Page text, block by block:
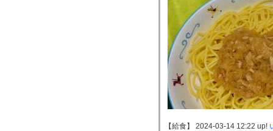
【給食】 2024-03-14 12:22 up!